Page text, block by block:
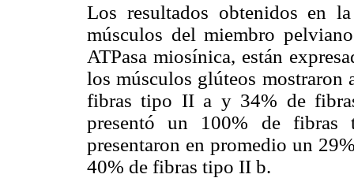
Los resultados obtenidos en
músculos del miembro
ATPasa miosínica, están
los músculos glúteos
fibras tipo II a y 34% de
presentó un 100% de
presentaron en promedio un
40% de fibras tipo II b.